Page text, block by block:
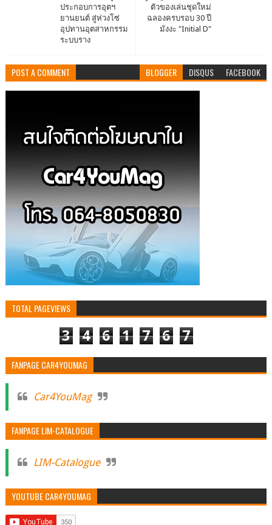
ตัวของเล่นชุดใหม่
ฉลองครบรอบ 30 ปี
มังงะ "Initial D"
ประกอบการอุตฯ
ยานยนต์ สู่ห่วงโซ่
อุปทานอุตสาหกรรม
ระบบราง
POST A COMMENT BLOGGER DISQUS FACEBOOK
TOTAL PAGEVIEWS
3 4 6 1 7 6 7
FANPAGE CAR4YOUMAG
Car4YouMag
FANPAGE LIM-CATALOGUE
LIM-Catalogue
YOUTUBE CAR4YOUMAG